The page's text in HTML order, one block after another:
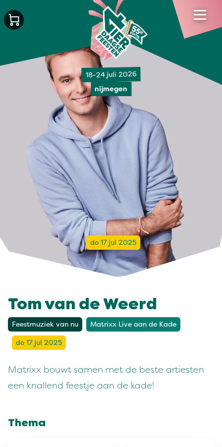
18-24 juli 2026
nijmegen
do 17 jul 2025
Tom van de Weerd
Feestmuziek van nu Matrixx Live aan de Kade
do 17 jul 2025
Matrixx bouwt samen met de beste artiesten
een knallend feestje aan de kade!
Thema